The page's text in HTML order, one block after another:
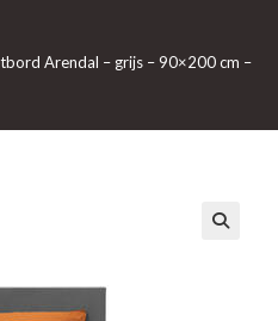
Arendal – grijs – 90×200 cm –